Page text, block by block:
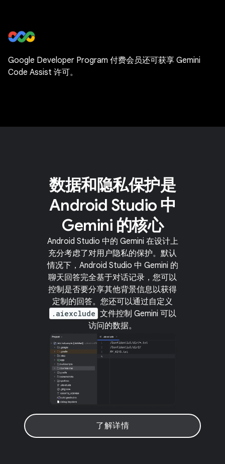
Google Developer Program 付费会员还可获享 Gemini
Code Assist 许可。
数据和隐私保护是
Android Studio 中
Gemini 的核心
Android Studio 中的 Gemini 在设计上
充分考虑了对用户隐私的保护。默认
情况下，Android Studio 中 Gemini 的
聊天回答完全基于对话记录，您可以
控制是否要分享其他背景信息以获得
定制的回答。您还可以通过自定义
.aiexclude 文件控制 Gemini 可以
访问的数据。
了解详情